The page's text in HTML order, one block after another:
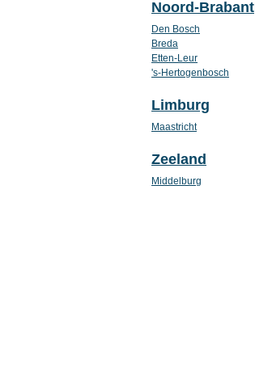
Noord-Brabant
Den Bosch
Breda
Etten-Leur
's-Hertogenbosch
Limburg
Maastricht
Zeeland
Middelburg